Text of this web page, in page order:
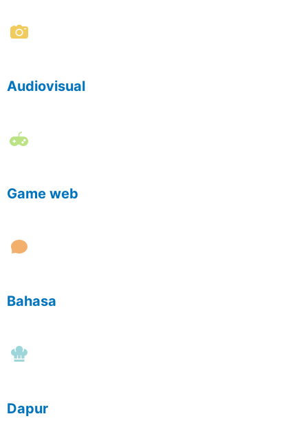
Audiovisual
Game web
Bahasa
Dapur